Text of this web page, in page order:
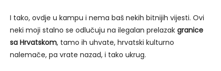
I tako, ovdje u kampu i nema baš nekih bitnijih vijesti. Ovi
neki moji stalno se odlučuju na ilegalan prelazak granice
sa Hrvatskom, tamo ih uhvate, hrvatski kulturno
nalemače, pa vrate nazad, i tako ukrug.